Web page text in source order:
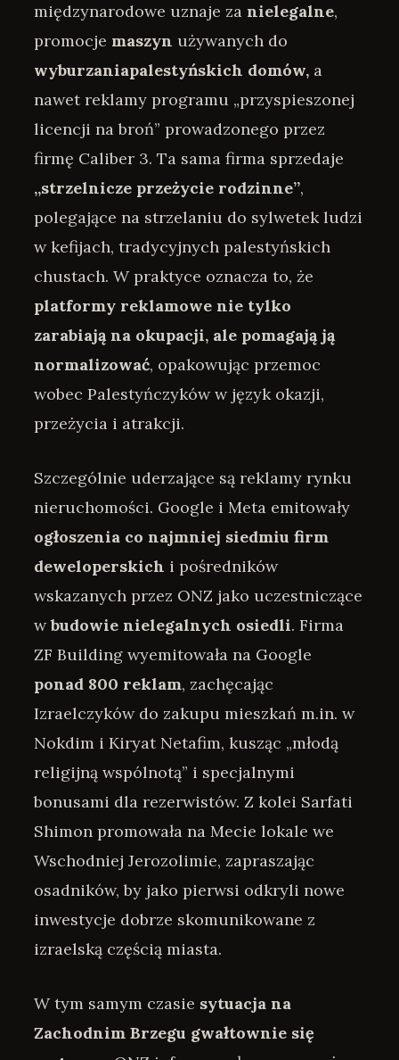
międzynarodowe uznaje za nielegalne,
promocje maszyn używanych do
wyburzaniapalestyńskich domów, a
nawet reklamy programu „przyspieszonej
licencji na broń” prowadzonego przez
firmę Caliber 3. Ta sama firma sprzedaje
„strzelnicze przeżycie rodzinne”,
polegające na strzelaniu do sylwetek ludzi
w kefijach, tradycyjnych palestyńskich
chustach. W praktyce oznacza to, że
platformy reklamowe nie tylko
zarabiają na okupacji, ale pomagają ją
normalizować, opakowując przemoc
wobec Palestyńczyków w język okazji,
przeżycia i atrakcji.
Szczególnie uderzające są reklamy rynku
nieruchomości. Google i Meta emitowały
ogłoszenia co najmniej siedmiu firm
deweloperskich i pośredników
wskazanych przez ONZ jako uczestniczące
wbudowie nielegalnych osiedli. Firma
ZF Building wyemitowała na Google
ponad 800 reklam, zachęcając
Izraelczyków do zakupu mieszkań m.in. w
Nokdim i Kiryat Netafim, kusząc „młodą
religijną wspólnotą” i specjalnymi
bonusami dla rezerwistów. Z kolei Sarfati
Shimon promowała na Mecie lokale we
Wschodniej Jerozolimie, zapraszając
osadników, by jako pierwsi odkryli nowe
inwestycje dobrze skomunikowane z
izraelską częścią miasta.
W tym samym czasie sytuacja na
Zachodnim Brzegu gwałtownie się